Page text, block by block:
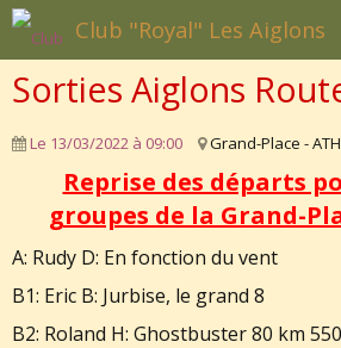
Club "Royal" Les Aiglons
Page d'accueil
Agenda
Contact / Formulaires
Affiliation
Documents
Sorties Aiglons
Le 13/03/2022 à 09:00 Grand-Place - ATH
Reprise des départs
groupes de la Grand-
A: Rudy D: En fonction du vent
B1: Eric B: Jurbise, le grand 8
B2: Roland H: Ghostbuster 80 km